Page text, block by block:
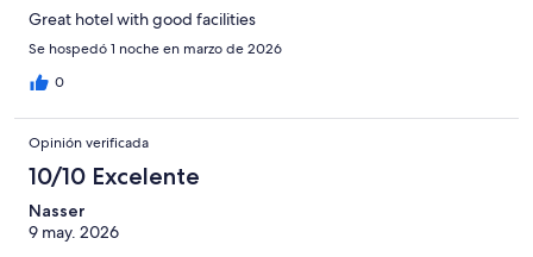
Great hotel with good facilities
Se hospedó 1 noche en marzo de 2026
0
Opinión verificada
10/10 Excelente
Nasser
9 may. 2026